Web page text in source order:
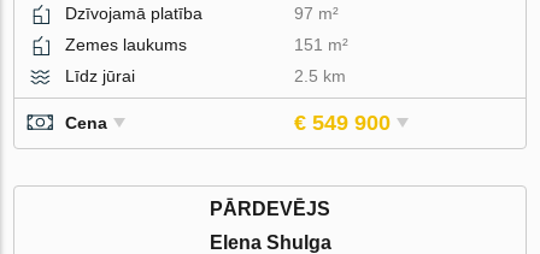
Dzīvojamā platība
97 m²
Zemes laukums
151 m²
Līdz jūrai
2.5 km
Cena € 549 900
PĀRDEVĒJS
Elena Shulga